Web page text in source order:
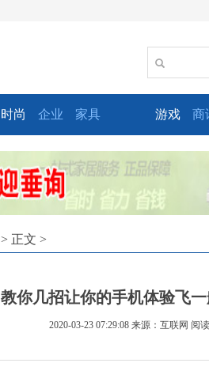
时尚 企业 家具 游戏 商
> 正文 >
教你几招让你的手机体验飞一
2020-03-23 07:29:08 来源：互联网 阅